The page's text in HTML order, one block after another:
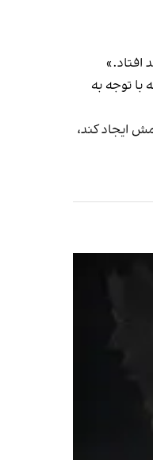
افتاد.»
با توجه به
ایجاد کند،